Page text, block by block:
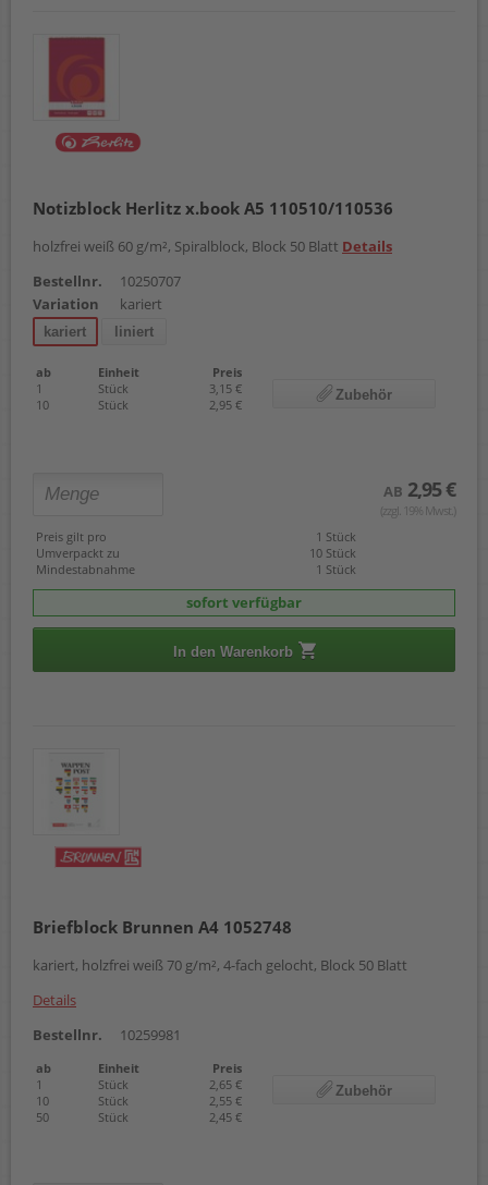
Notizblock Herlitz x.book A5 110510/110536
holzfrei weiß 60 g/m², Spiralblock, Block 50 Blatt Details
Bestellnr.
10250707
Variation
kariert
kariert liniert
ab Einheit
Preis
1
Stück
3,15 €
10
Stück 2,95 €
Zubehör
AB 2,95 €
(zzgl. 19% Mwst.)
Preis gilt pro
1 Stück
Umverpackt zu
10 Stück
Mindestabnahme
1 Stück
sofort verfügbar
In den Warenkorb
Briefblock Brunnen A4 1052748
kariert, holzfrei weiß 70 g/m², 4-fach gelocht, Block 50 Blatt
Details
Bestellnr.
10259981
ab Einheit
Preis
1
Stück
2,65 €
10
Stück
2,55 €
50
Stück 2,45 €
Zubehör